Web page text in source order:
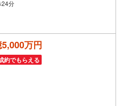
24分
万円
約でもらえる